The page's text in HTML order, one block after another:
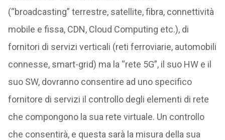
(“broadcasting” terrestre, satellite, fibra, connettività
mobile e fissa, CDN, Cloud Computing etc.), di
fornitori di servizi verticali (reti ferroviarie, automobili
connesse, smart-grid) ma la “rete 5G”, il suo HW e il
suo SW, dovranno consentire ad uno specifico
fornitore di servizi il controllo degli elementi di rete
che compongono la sua rete virtuale. Un controllo
che consentirà, e questa sarà la misura della sua